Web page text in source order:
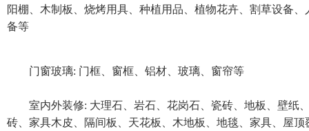
阳棚、木制板、烧烤用具、种植用品、植物花卉、割草设备
备等
门窗玻璃: 门框、窗框、铝材、玻璃、窗帘等
室内外装修: 大理石、岩石、花岗石、瓷砖、地板、壁纸
砖、家具木皮、隔间板、天花板、木地板、地毯、家具、屋